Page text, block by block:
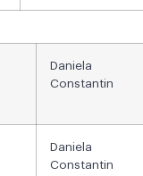
Daniela
Constantin
Daniela
Constantin